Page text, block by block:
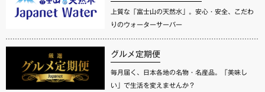
上質な「富士山の天然水」。安心・安全、こだわ
りのウォーターサーバー
グルメ定期便
毎月届く、日本各地の名物・名産品。「美味し
い」で生活を変えませんか？